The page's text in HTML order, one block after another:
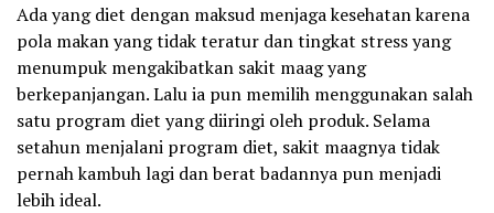
Ada yang diet dengan maksud menjaga kesehatan karena
pola makan yang tidak teratur dan tingkat stress yang
menumpuk mengakibatkan sakit maag yang
berkepanjangan. Lalu ia pun memilih menggunakan salah
satu program diet yang diiringi oleh produk. Selama
setahun menjalani program diet, sakit maagnya tidak
pernah kambuh lagi dan berat badannya pun menjadi
lebih ideal.